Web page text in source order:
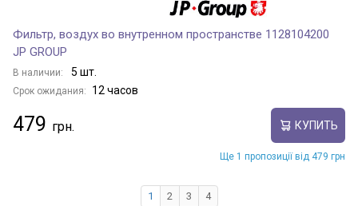
Фильтр, воздух во внутренном пространстве 1128104200
JP GROUP
В наличии: 5 шт.
Срок ожидания: 12 часов
479 КУПИТЬ
Ще 1 пропозиції від 479 грн
1 2 3 4